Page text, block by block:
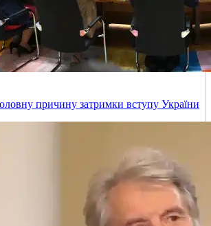
причину затримки вступу України